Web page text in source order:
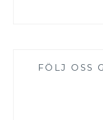
FÖLJ OSS